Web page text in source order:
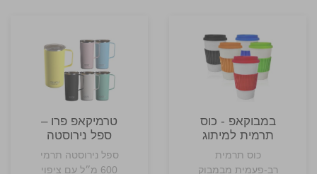
במבוקאפ - כוס
תרמית למיתוג
כוס תרמית
רב-פעמית מבמבוק
טרמיקאפ פרו –
ספל נירוסטה
מבודד
ספל נירוסטה תרמי
600 מ״ל עם ציפוי